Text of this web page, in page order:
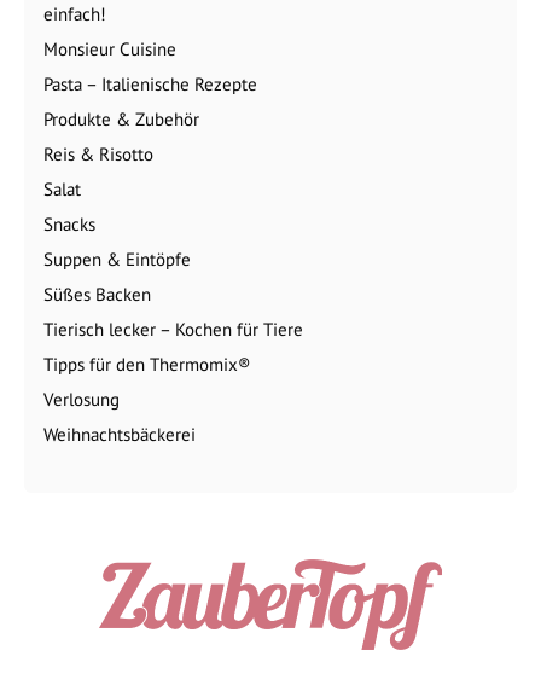
einfach!
Monsieur Cuisine
Pasta – Italienische Rezepte
Produkte & Zubehör
Reis & Risotto
Salat
Snacks
Suppen & Eintöpfe
Süßes Backen
Tierisch lecker – Kochen für Tiere
Tipps für den Thermomix®
Verlosung
Weihnachtsbäckerei